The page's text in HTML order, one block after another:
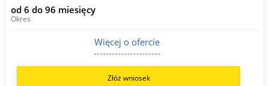
od 6 do 96 miesięcy
Okres
Więcej o ofercie
Złóż wniosek